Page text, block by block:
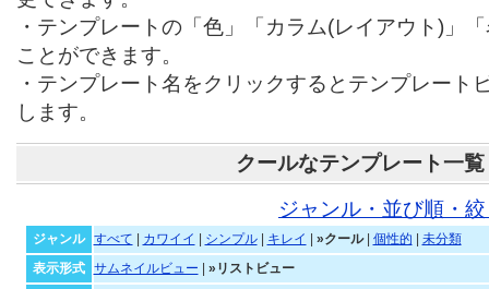
・テンプレートの「色」「カラム(レイアウト)」
ことができます。
・テンプレート名をクリックするとテンプレート
します。
クールなテンプレート一覧
ジャンル・並び順・
ジャンル すべて カワイイ シンプル| キレイ »クール| 個性的
未分類
表示形式
サムネイルビュー
»リストビュー